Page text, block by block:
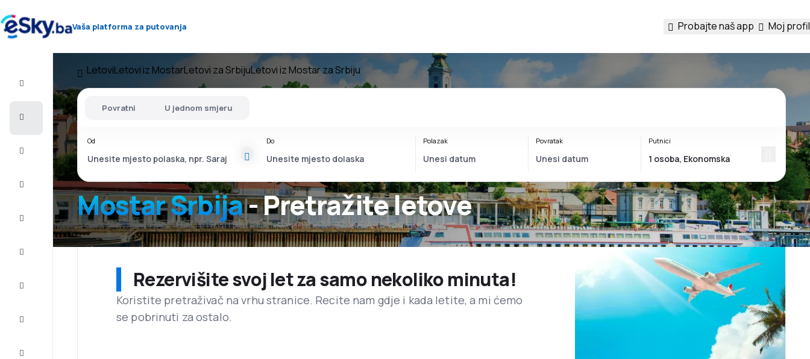
Vaša platforma za putovanja Probajte naš app Moj profil
Letovanje
Smještaj
LetoviLetovi iz MostarLetovi za SrbijuLetovi iz Mostar za Srbiju
Mostar Srbija- Pretražite letove
Povratni U jednom smjeru
Od Do Polazak Povratak Putnici
Rezervišite svoj let za samo nekoliko minuta!
Koristite pretraživač na vrhu stranice. Recite nam gdje i kada letite, a mi ćemo
se pobrinuti za ostalo.